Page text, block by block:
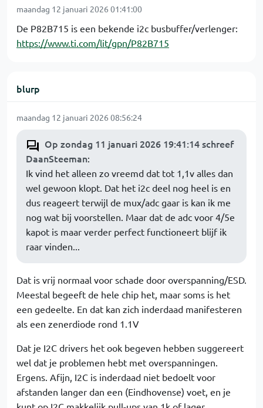
maandag 12 januari 2026 01:41:00
De P82B715 is een bekende i2c busbuffer/verlenger:
https://www.ti.com/lit/gpn/P82B715
blurp
maandag 12 januari 2026 08:56:24
Op zondag 11 januari 2026 19:41:14 schreef
DaanSteeman:
Ik vind het alleen zo vreemd dat tot 1,1v alles dan
wel gewoon klopt. Dat het i2c deel nog heel is en
dus reageert terwijl de mux/adc gaar is kan ik me
nog wat bij voorstellen. Maar dat de adc voor 4/5e
kapot is maar verder perfect functioneert blijf ik
raar vinden...
Dat is vrij normaal voor schade door overspanning/ESD.
Meestal begeeft de hele chip het, maar soms is het
een gedeelte. En dat kan zich inderdaad manifesteren
als een zenerdiode rond 1.1V
Dat je I2C drivers het ook begeven hebben suggereert
wel dat je problemen hebt met overspanningen.
Ergens. Afijn, I2C is inderdaad niet bedoelt voor
afstanden langer dan een (Eindhovense) voet, en je